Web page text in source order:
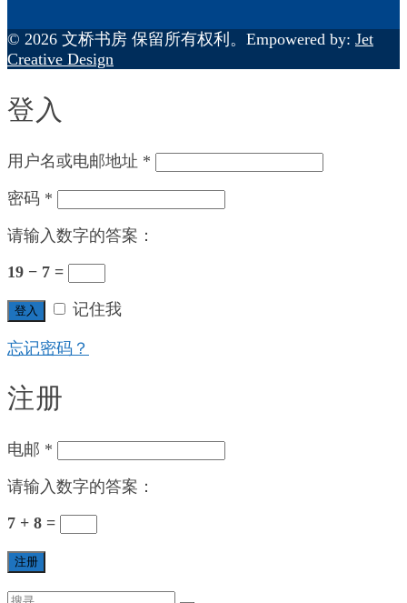
© 2026 文桥书房 保留所有权利。Empowered by: Jet
Creative Design
登入
用户名或电邮地址 *
密码 *
请输入数字的答案：
19 − 7 =
登入 记住我
忘记密码？
注册
电邮 *
请输入数字的答案：
7 + 8 =
注册
Search